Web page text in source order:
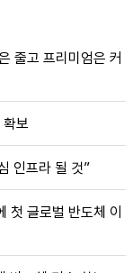
줄고 프리미엄은 커
보
인프라 될 것”
첫 글로벌 반도체 이